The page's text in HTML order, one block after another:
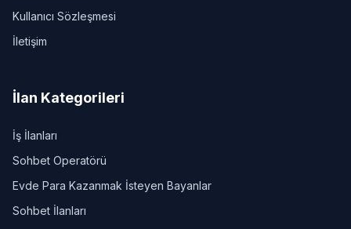
Kullanıcı Sözleşmesi
İletişim
İlan Kategorileri
İş İlanları
Sohbet Operatörü
Evde Para Kazanmak İsteyen Bayanlar
Sohbet İlanları